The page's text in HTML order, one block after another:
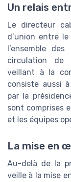
Un relais
Le directeur
d’union entre
l’ensemble
circulation de
veillant à la
consiste aussi
par la
sont comprises
et les équipes
La mise en
Au-delà de la
veille à la mise